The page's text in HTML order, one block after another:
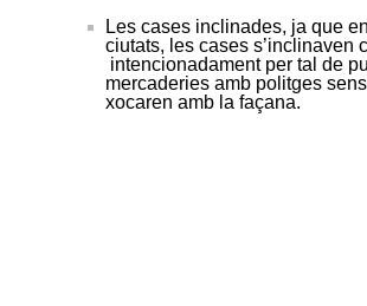
Les cases inclinades, ja que
ciutats, les cases s’inclinaven
intencionadament per tal de
mercaderies amb politges
xocaren amb la façana.